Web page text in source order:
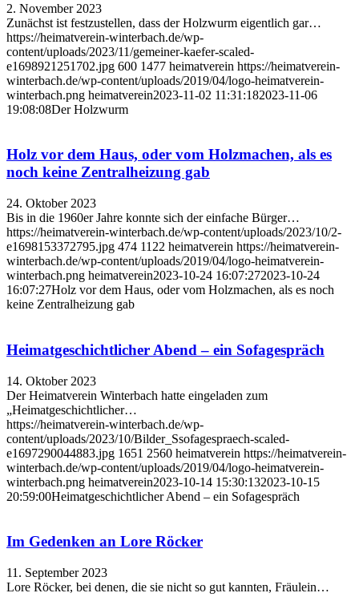
2. November 2023
Zunächst ist festzustellen, dass der Holzwurm eigentlich gar…
https://heimatverein-winterbach.de/wp-
content/uploads/2023/11/gemeiner-kaefer-scaled-
e1698921251702.jpg 600 1477 heimatverein https://heimatverein-
winterbach.de/wp-content/uploads/2019/04/logo-heimatverein-
winterbach.png heimatverein2023-11-02 11:31:182023-11-06
19:08:08Der Holzwurm
Holz vor dem Haus, oder vom Holzmachen, als es
noch keine Zentralheizung gab
24. Oktober 2023
Bis in die 1960er Jahre konnte sich der einfache Bürger…
https://heimatverein-winterbach.de/wp-content/uploads/2023/10/2-
e1698153372795.jpg 474 1122 heimatverein https://heimatverein-
winterbach.de/wp-content/uploads/2019/04/logo-heimatverein-
winterbach.png heimatverein2023-10-24 16:07:272023-10-24
16:07:27Holz vor dem Haus, oder vom Holzmachen, als es noch
keine Zentralheizung gab
Heimatgeschichtlicher Abend – ein Sofagespräch
14. Oktober 2023
Der Heimatverein Winterbach hatte eingeladen zum
„Heimatgeschichtlicher…
https://heimatverein-winterbach.de/wp-
content/uploads/2023/10/Bilder_Ssofagespraech-scaled-
e1697290044883.jpg 1651 2560 heimatverein https://heimatverein-
winterbach.de/wp-content/uploads/2019/04/logo-heimatverein-
winterbach.png heimatverein2023-10-14 15:30:132023-10-15
20:59:00Heimatgeschichtlicher Abend – ein Sofagespräch
Im Gedenken an Lore Röcker
11. September 2023
Lore Röcker, bei denen, die sie nicht so gut kannten, Fräulein…